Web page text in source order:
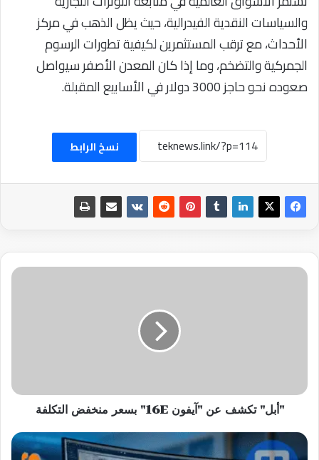
والسياسات النقدية الفيدرالية، حيث يظل الذهب في مركز
الأحداث، مع ترقب المستثمرين لكيفية تطورات الرسوم
الجمركية والتضخم، وما إذا كان المعدن الأصفر سيواصل
صعوده نحو حاجز 3000 دولار في الأسابيع المقبلة.
نسخ الرابط
"أبل"
"أبل" تكشف عن "آيفون 16E" بسعر منخفض التكلفة
عيوب